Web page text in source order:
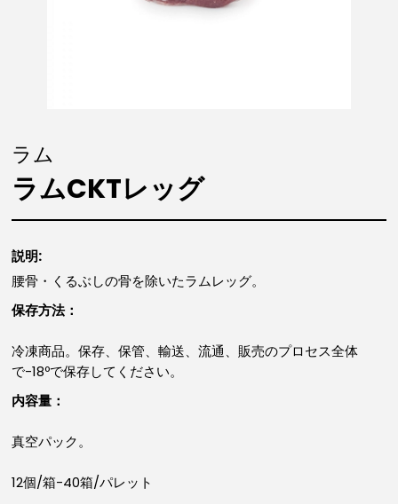
ラム
ラムCKTレッグ
説明:
腰骨・くるぶしの骨を除いたラムレッグ。
保存方法：
冷凍商品。保存、保管、輸送、流通、販売のプロセス全体
で-18ºで保存してください。
内容量：
真空パック。
12個/箱-40箱/パレット